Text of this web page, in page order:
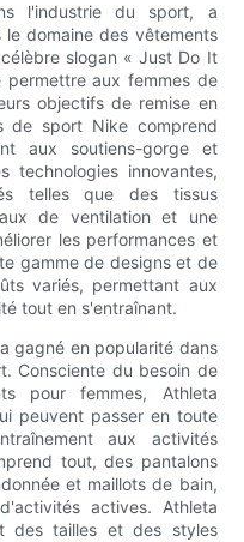
l'industrie du sport, a
domaine des vêtements
slogan « Just Do It
aux femmes de
objectifs de remise en
de sport Nike comprend
aux soutiens-gorge et
technologies innovantes,
telles que des tissus
de ventilation et une
les performances et
gamme de designs et de
variés, permettant aux
tout en s'entraînant.
gagné en popularité dans
Consciente du besoin de
pour femmes, Athleta
peuvent passer en toute
aux activités
tout, des pantalons
et maillots de bain,
actives. Athleta
des tailles et des styles